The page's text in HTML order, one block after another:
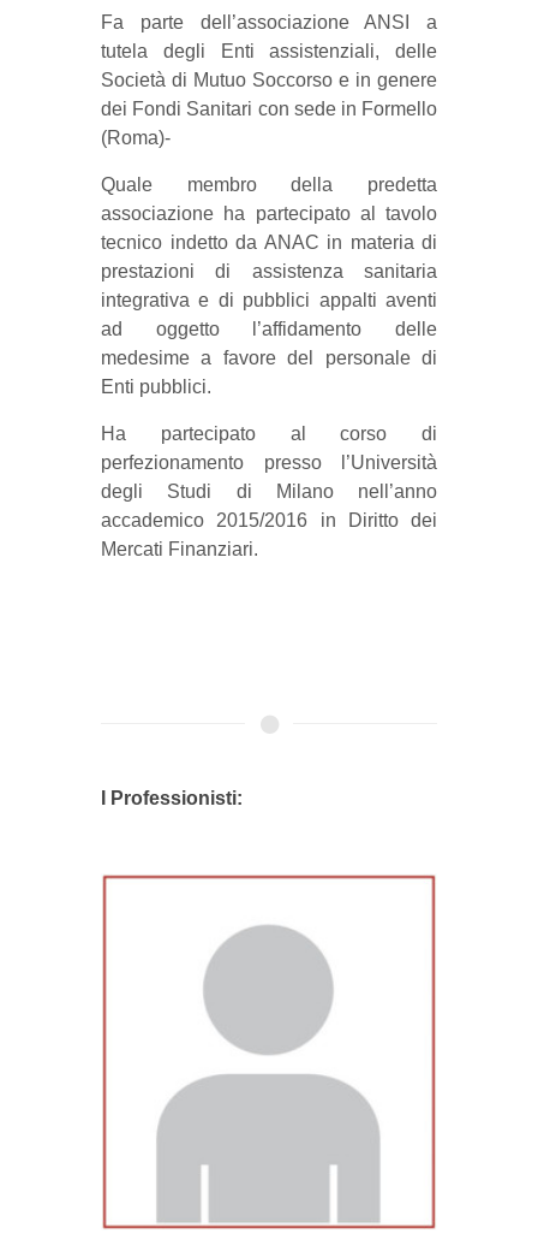
Fa parte dell’associazione ANSI a
tutela degli Enti assistenziali, delle
Società di Mutuo Soccorso e in genere
dei Fondi Sanitari con sede in Formello
(Roma)-
Quale membro della predetta
associazione ha partecipato al tavolo
tecnico indetto da ANAC in materia di
prestazioni di assistenza sanitaria
integrativa e di pubblici appalti aventi
ad oggetto l’affidamento delle
medesime a favore del personale di
Enti pubblici.
Ha partecipato al corso di
perfezionamento presso l’Università
degli Studi di Milano nell’anno
accademico 2015/2016 in Diritto dei
Mercati Finanziari.
I Professionisti: